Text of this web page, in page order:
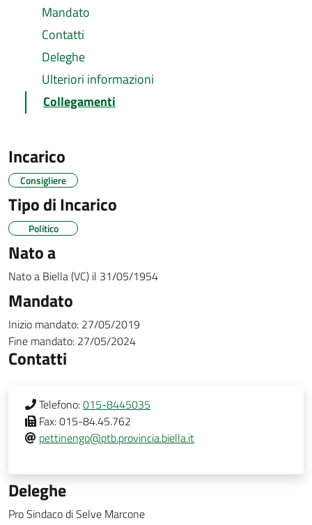
Mandato
Contatti
Deleghe
Ulteriori informazioni
Collegamenti
Incarico
Consigliere
Tipo di Incarico
Politico
Nato a
Nato a Biella (VC) il 31/05/1954
Mandato
Inizio mandato: 27/05/2019
Fine mandato: 27/05/2024
Contatti
Telefono:015-8445035
Fax:015-84.45.762
pettinengo@ptb.provincia.biella.it
Deleghe
Pro Sindaco di Selve Marcone